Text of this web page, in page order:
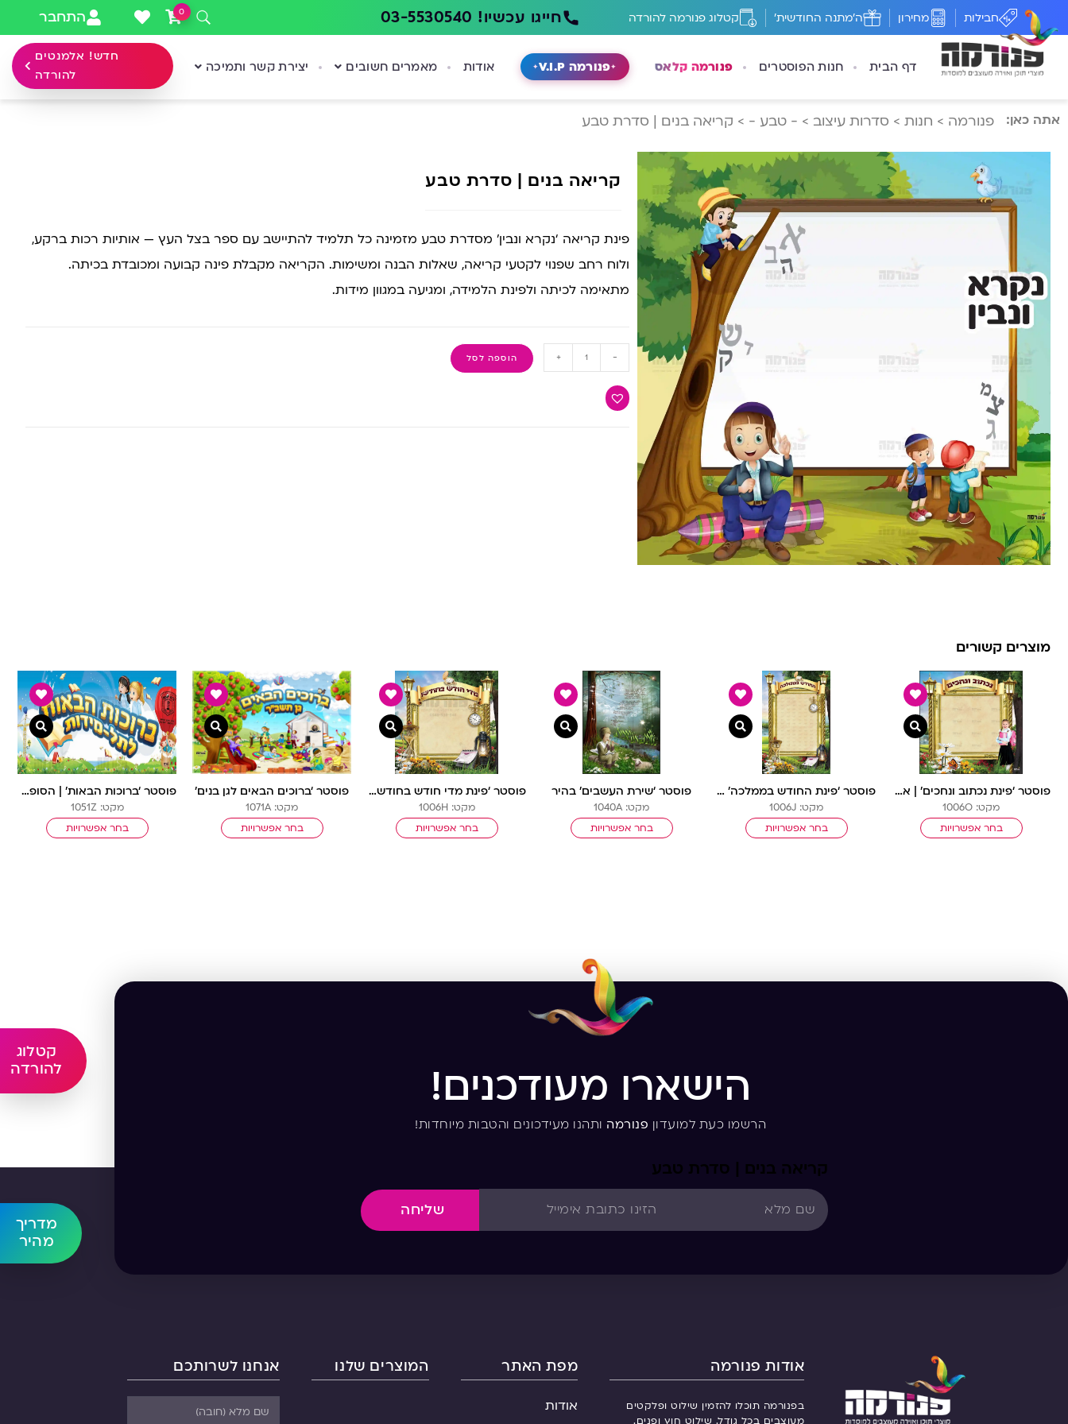
חבילות מחירון ה'מתנה החודשית' קטלוג פנורמה להורדה חייגו עכשיו! 03-5530540 0 התחבר
קטלוג
להורדה
מדריך
מהיר
דף הבית חנות הפוסטרים פנורמה קלאס פנורמה V.I.P אודות מאמרים חשובים יצירת קשר ותמיכה
חדש! אלמנטים
להורדה
אתה כאן: פנורמה > חנות > סדרות עיצוב > - טבע - > קריאה בנים | סדרת טבע
קריאה בנים | סדרת טבע
פינת קריאה ‘נקרא ונבין’ מסדרת טבע מזמינה כל תלמיד להתיישב עם ספר בצל העץ — אותיות רכות ברקע,
ולוח רחב שפנוי לקטעי קריאה, שאלות הבנה ומשימות. הקריאה מקבלת פינה קבועה ומכובדת בכיתה.
מתאימה לכיתה ולפינת הלמידה, ומגיעה במגוון מידות.
-
+ הוספה לסל
מוצרים קשורים
פוסטר ‘פינת נכתוב ונחכים’ | ארמון מלוכה
מקט: 1006O
בחר אפשרויות
פוסטר ‘פינת החודש בממלכה’ | ארמון מלוכה
מקט: 1006J
בחר אפשרויות
פוסטר ‘שירת העשבים’ בהיר
מקט: 1040A
בחר אפשרויות
פוסטר ‘פינת מדי חודש בחודשו’ | ארמון מלוכה
מקט: 1006H
בחר אפשרויות
צפייה מהירה
פוסטר ‘ברוכים הבאים לגן בנים’
מקט: 1071A
בחר אפשרויות
צפייה מהירה
פוסטר ‘ברוכות הבאות’ | הסופרות הצעירות
מקט: 1051Z
בחר אפשרויות
צפייה
הישארו מעודכנים!
הרשמו כעת למועדון פנורמה ותהנו מעידכונים והטבות מיוחדות!
קריאה בנים | סדרת טבע
שליחה
אודות פנורמה
בפנורמה תוכלו להזמין שילוט ופלקטים
מעוצבים בכל גודל. שילוט חוץ ופנים.
מפת האתר
אודות
המוצרים שלנו אנחנו לשרותכם